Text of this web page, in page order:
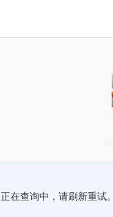
正在查询中，请刷新重试。